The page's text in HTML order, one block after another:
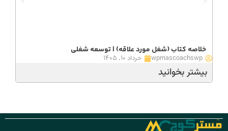
خلاصه کتاب (شغل مورد علاقه) | توسعه شغلی
wpmascoachswp خرداد ۱۰, ۱۴۰۵
بیشتر بخوانید